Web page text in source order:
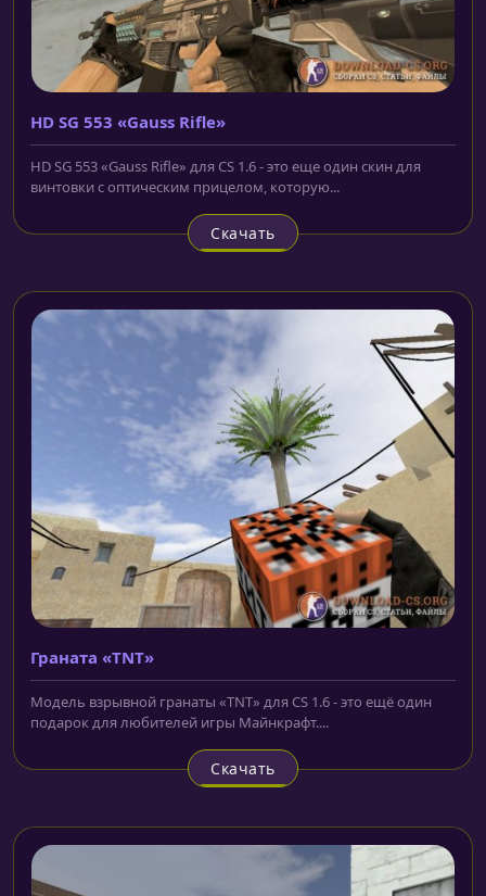
HD SG 553 «Gauss Rifle»
HD SG 553 «Gauss Rifle» для CS 1.6 - это еще один скин для
винтовки с оптическим прицелом, которую...
Скачать
Граната «TNT»
Модель взрывной гранаты «TNT» для CS 1.6 - это ещё один
подарок для любителей игры Майнкрафт....
Скачать